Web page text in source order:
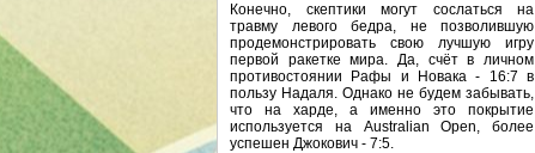
Конечно, скептики могут сослаться на
травму левого бедра, не позволившую
продемонстрировать свою лучшую игру
первой ракетке мира. Да, счёт в личном
противостоянии Рафы и Новака - 16:7 в
пользу Надаля. Однако не будем забывать,
что на харде, а именно это покрытие
используется на Australian Open, более
успешен Джокович - 7:5.